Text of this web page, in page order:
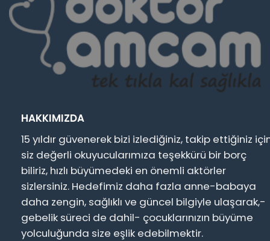
HAKKIMIZDA
15 yıldır güvenerek bizi izlediğiniz, takip ettiğiniz
siz değerli okuyucularımıza teşekkürü bir borç
biliriz, hızlı büyümedeki en önemli aktörler
sizlersiniz. Hedefimiz daha fazla anne-babaya
daha zengin, sağlıklı ve güncel bilgiyle ulaşarak,-
gebelik süreci de dahil- çocuklarınızın büyüme
yolculuğunda size eşlik edebilmektir.